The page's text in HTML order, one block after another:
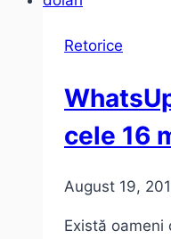
Retorice
cele 16
August 19,
Există oameni